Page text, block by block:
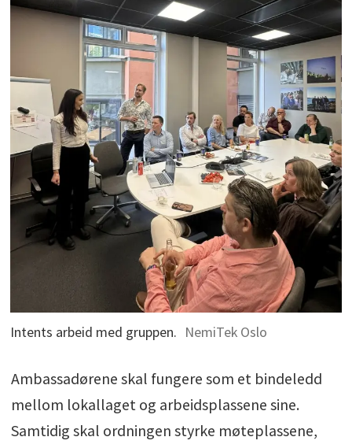
Intents arbeid med gruppen. NemiTek Oslo
Ambassadørene skal fungere som et bindeledd
mellom lokallaget og arbeidsplassene sine.
Samtidig skal ordningen styrke møteplassene,